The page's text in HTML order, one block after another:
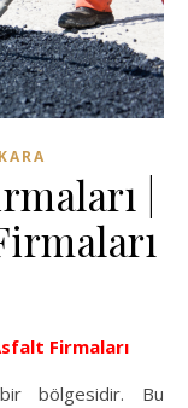
|
Firmaları
bir bölgesidir. Bu